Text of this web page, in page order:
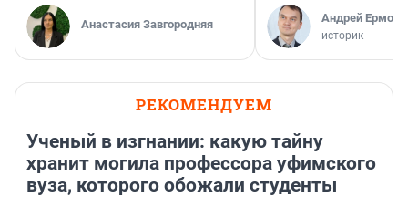
Анастасия Завгородняя Андрей
историк
РЕКОМЕНДУЕМ
Ученый в изгнании: какую тайну
хранит могила профессора уфимского
вуза, которого обожали студенты